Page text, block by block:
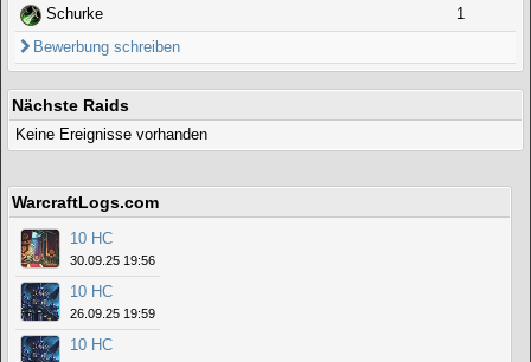
Schurke
1
Bewerbung schreiben
Nächste Raids
Keine Ereignisse vorhanden
WarcraftLogs.com
10 HC
30.09.25 19:56
10 HC
26.09.25 19:59
10 HC